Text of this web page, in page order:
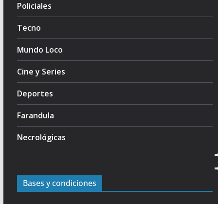
Policiales
Tecno
Mundo Loco
Cine y Series
Deportes
Farandula
Necrológicas
Bases y condiciones